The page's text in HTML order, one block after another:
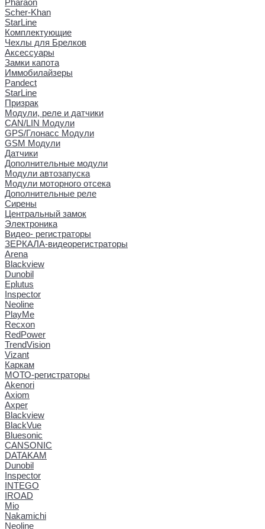
Scher-Khan
StarLine
Комплектующие
Чехлы для Брелков
Аксессуары
Замки капота
Иммобилайзеры
Pandect
StarLine
Призрак
Модули, реле и датчики
CAN/LIN Модули
GPS/Глонасс Модули
GSM Модули
Датчики
Дополнительные модули
Модули автозапуска
Модули моторного отсека
Дополнительные реле
Сирены
Центральный замок
Электроника
Видео- регистраторы
ЗЕРКАЛА-видеорегистраторы
Arena
Blackview
Dunobil
Eplutus
Inspector
Neoline
PlayMe
Recxon
RedPower
TrendVision
Vizant
Каркам
МОТО-регистраторы
Akenori
Axiom
Axper
Blackview
BlackVue
Bluesonic
CANSONIC
DATAKAM
Dunobil
Inspector
INTEGO
IROAD
Mio
Nakamichi
Neoline